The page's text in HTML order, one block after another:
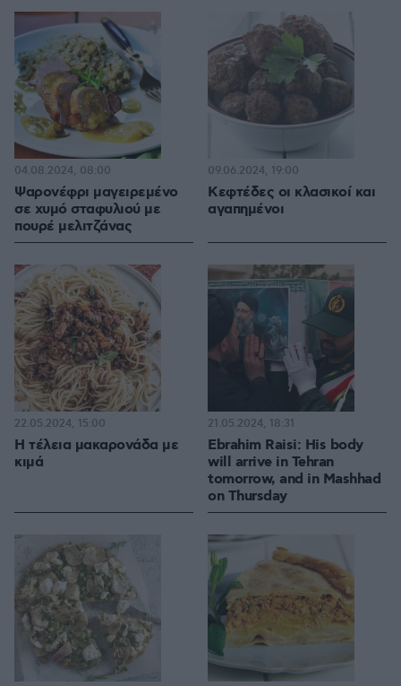
Ψαρονέφρι μαγειρεμένο
σε χυμό σταφυλιού με
πουρέ μελιτζάνας
04.08.2024, 08:00
Κεφτέδες οι κλασικοί και
αγαπημένοι
09.06.2024, 19:00
Η τέλεια μακαρονάδα με
κιμά
22.05.2024, 15:00
Ebrahim Raisi: His body
will arrive in Tehran
tomorrow, and in Mashhad
on Thursday
21.05.2024, 18:31